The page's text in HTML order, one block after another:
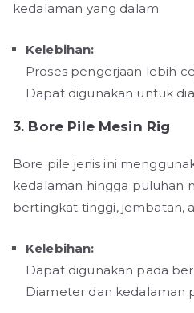
kedalaman yang dalam.
Kelebihan:
Proses pengerjaan lebih
Dapat digunakan untuk
3. Bore Pile Mesin Rig
Bore pile jenis ini
kedalaman hingga puluhan
bertingkat tinggi, jembatan,
Kelebihan:
Dapat digunakan pada
Diameter dan kedalaman